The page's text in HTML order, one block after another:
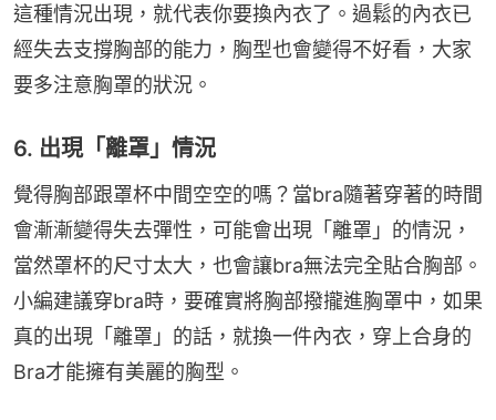
這種情況出現，就代表你要換內衣了。過鬆的內衣已
經失去支撐胸部的能力，胸型也會變得不好看，大家
要多注意胸罩的狀況。
6. 出現「離罩」情況
覺得胸部跟罩杯中間空空的嗎？當bra隨著穿著的時間
會漸漸變得失去彈性，可能會出現「離罩」的情況，
當然罩杯的尺寸太大，也會讓bra無法完全貼合胸部。
小編建議穿bra時，要確實將胸部撥攏進胸罩中，如果
真的出現「離罩」的話，就換一件內衣，穿上合身的
Bra才能擁有美麗的胸型。